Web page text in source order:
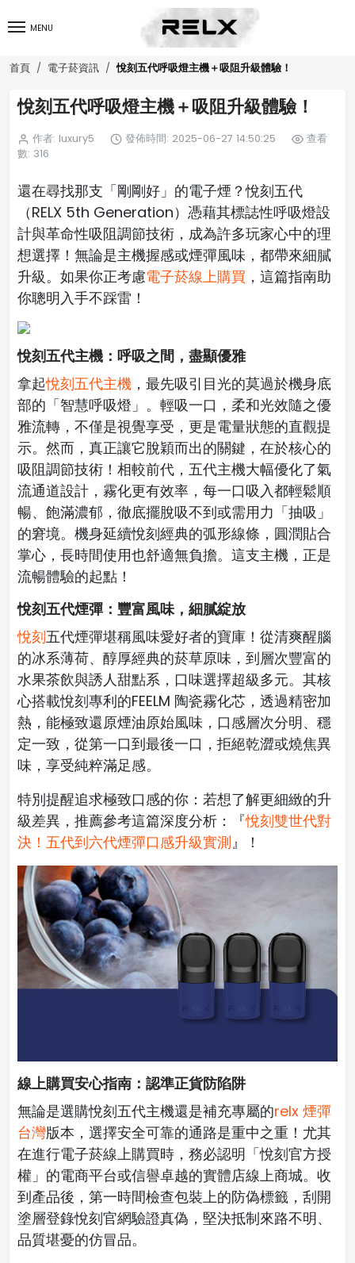
MENU
首頁 電子菸資訊 悅刻五代呼吸燈主機＋吸阻升級體驗！
悅刻五代呼吸燈主機＋吸阻升級體驗！
作者: luxury5 發佈時間: 2025-06-27 14:50:25
查看
數: 316
還在尋找那支「剛剛好」的電子煙？悅刻五代
（RELX 5th Generation）憑藉其標誌性呼吸燈設
計與革命性吸阻調節技術，成為許多玩家心中的理
想選擇！無論是主機握感或煙彈風味，都帶來細膩
升級。如果你正考慮電子菸線上購買 ，這篇指南助
你聰明入手不踩雷！
悅刻五代主機：呼吸之間，盡顯優雅
拿起悅刻五代主機 ，最先吸引目光的莫過於機身底
部的「智慧呼吸燈」。輕吸一口，柔和光效隨之優
雅流轉，不僅是視覺享受，更是電量狀態的直觀提
示。然而，真正讓它脫穎而出的關鍵，在於核心的
吸阻調節技術！相較前代，五代主機大幅優化了氣
流通道設計，霧化更有效率，每一口吸入都輕鬆順
暢、飽滿濃郁，徹底擺脫吸不到或需用力「抽吸」
的窘境。機身延續悅刻經典的弧形線條，圓潤貼合
掌心，長時間使用也舒適無負擔。這支主機，正是
流暢體驗的起點！
悅刻五代煙彈：豐富風味，細膩綻放
悅刻五代煙彈堪稱風味愛好者的寶庫！從清爽醒腦
的冰系薄荷、醇厚經典的菸草原味，到層次豐富的
水果茶飲與誘人甜點系，口味選擇超級多元。其核
心搭載悅刻專利的FEELM 陶瓷霧化芯，透過精密加
熱，能極致還原煙油原始風味，口感層次分明、穩
定一致，從第一口到最後一口，拒絕乾澀或燒焦異
味，享受純粹滿足感。
特別提醒追求極致口感的你：若想了解更細緻的升
級差異，推薦參考這篇深度分析：『悅刻雙世代對
決！五代到六代煙彈口感升級實測』！
線上購買安心指南：認準正貨防陷阱
無論是選購悅刻五代主機還是補充專屬的relx 煙彈
台灣版本，選擇安全可靠的通路是重中之重！尤其
在進行電子菸線上購買時，務必認明「悅刻官方授
權」的電商平台或信譽卓越的實體店線上商城。收
到產品後，第一時間檢查包裝上的防偽標籤，刮開
塗層登錄悅刻官網驗證真偽，堅決抵制來路不明、
品質堪憂的仿冒品。